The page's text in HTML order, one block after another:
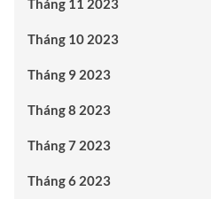
Tháng 11 2023
Tháng 10 2023
Tháng 9 2023
Tháng 8 2023
Tháng 7 2023
Tháng 6 2023